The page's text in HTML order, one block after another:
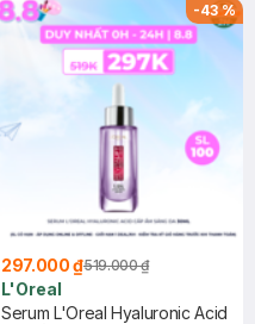
-43%
297.000 ₫519.000 ₫
L'Oreal
Serum L'Oreal Hyaluronic Acid